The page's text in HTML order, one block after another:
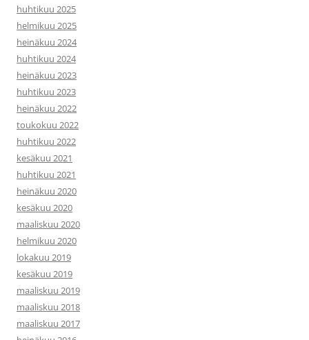
huhtikuu 2025
helmikuu 2025
heinäkuu 2024
huhtikuu 2024
heinäkuu 2023
huhtikuu 2023
heinäkuu 2022
toukokuu 2022
huhtikuu 2022
kesäkuu 2021
huhtikuu 2021
heinäkuu 2020
kesäkuu 2020
maaliskuu 2020
helmikuu 2020
lokakuu 2019
kesäkuu 2019
maaliskuu 2019
maaliskuu 2018
maaliskuu 2017